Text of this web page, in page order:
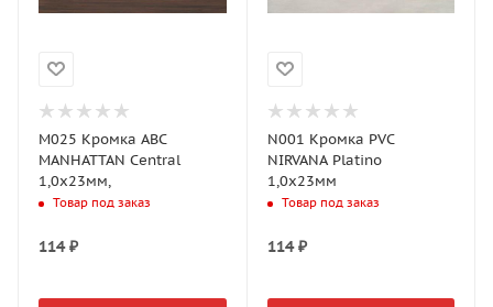
M025 Кромка АВС
MANHATTAN Central
1,0х23мм,
Товар под заказ
114₽
N001 Кромка PVС
NIRVANA Platino
1,0х23мм
Товар под заказ
114₽